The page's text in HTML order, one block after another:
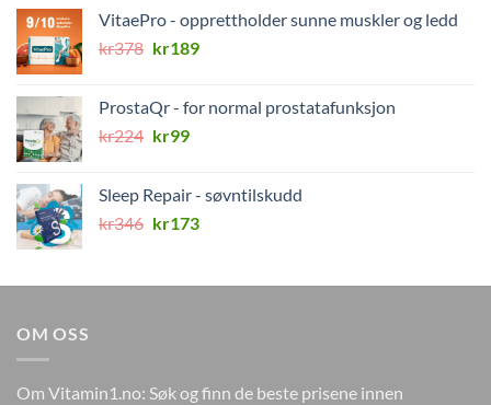
VitaePro - opprettholder sunne muskler og ledd
kr378 Opprinnelig
kr378.
kr189Nåværende
kr189.
ProstaQr - for normal prostatafunksjon
kr224 Opprinnelig
kr224.
kr99Nåværende
kr99.
Sleep Repair - søvntilskudd
kr346 Opprinnelig
kr346.
kr173Nåværende
kr173.
OM OSS
Om Vitamin1.no: Søk og finn de beste prisene innen